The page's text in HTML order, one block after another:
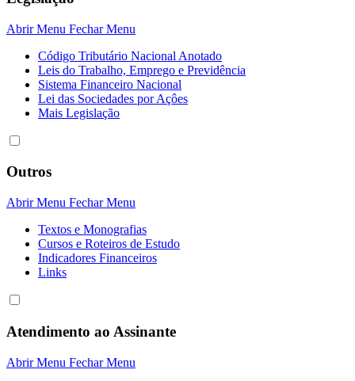
Abrir Menu Fechar Menu
Código Tributário Nacional Anotado
Leis do Trabalho, Emprego e Previdência
Sistema Financeiro Nacional
Lei das Sociedades por Açôes
Mais Legislação
Outros
Abrir Menu Fechar Menu
Textos e Monografias
Cursos e Roteiros de Estudo
Indicadores Financeiros
Links
Atendimento ao Assinante
Abrir Menu Fechar Menu